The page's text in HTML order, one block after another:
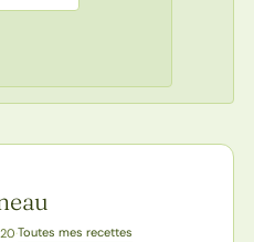
·Toutes mes recettes